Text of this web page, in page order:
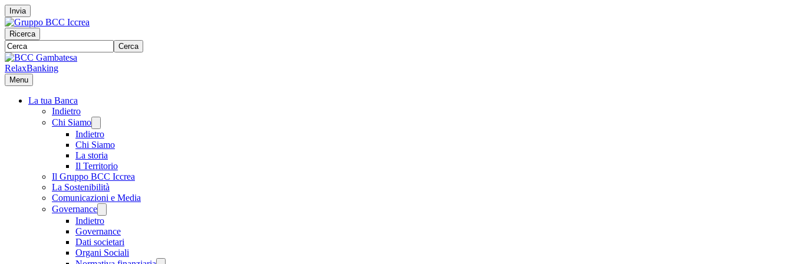
Invia
Ricerca
Cerca
RelaxBanking
Menu
La tua Banca
Indietro
Chi Siamo
Indietro
Chi Siamo
La storia
Il Territorio
Il Gruppo BCC Iccrea
La Sostenibilità
Comunicazioni e Media
Governance
Indietro
Governance
Dati societari
Organi Sociali